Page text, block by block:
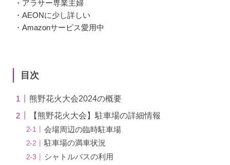
・アラサー専業主婦
・AEONに少し詳しい
・Amazonサービス愛用中
目次
熊野花火大会2024の概要
【熊野花火大会】駐車場の詳細情報
会場周辺の臨時駐車場
駐車場の満車状況
シャトルバスの利用